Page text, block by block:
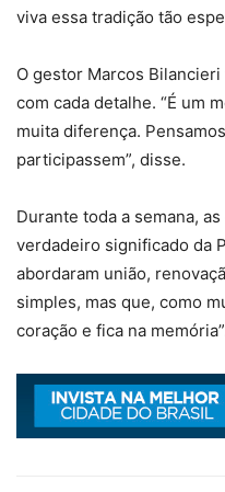
viva essa tradição tão
O gestor Marcos
com cada detalhe. “É um
muita diferença.
participassem”, disse.
Durante toda a semana,
verdadeiro significado da
abordaram união,
simples, mas que, como
coração e fica na